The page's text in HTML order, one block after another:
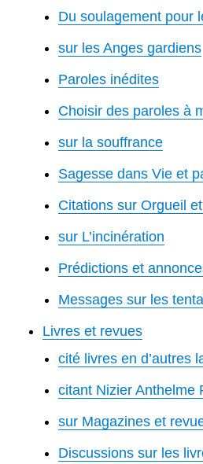
Du soulagement pour
sur les Anges gardiens
Paroles inédites
Choisir des paroles à
sur la souffrance
Sagesse dans Vie et
Citations sur Orgueil
sur L’incinération
Prédictions et
Messages sur les
Livres et revues
cité livres en d’autres
citant Nizier Anthelme
sur Magazines et
Discussions sur les